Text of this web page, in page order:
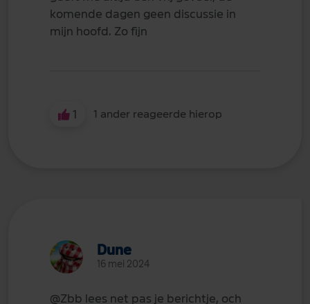
komende dagen geen discussie in
mijn hoofd. Zo fijn
1 1 ander reageerde hierop
Dune
16 mei 2024
@Zbb lees net pas je berichtje, och